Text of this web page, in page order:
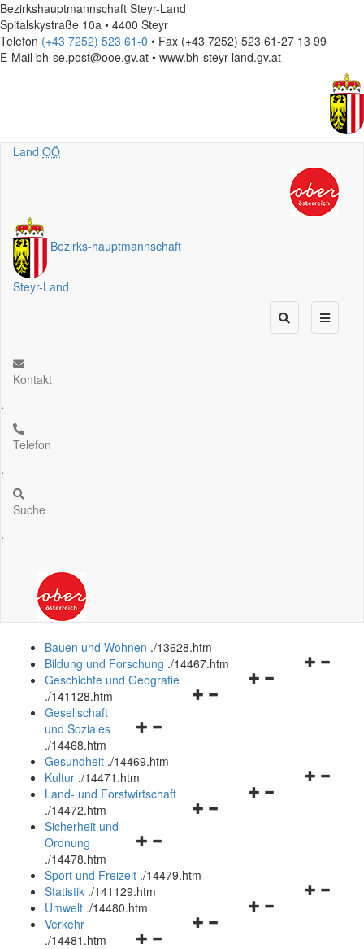
Bezirkshauptmannschaft Steyr-Land
Spitalskystraße 10a • 4400 Steyr
Telefon (+43 7252) 523 61-0 • Fax (+43 7252) 523 61-27 13 99
E-Mail bh-se.post@ooe.gv.at • www.bh-steyr-land.gv.at
Land OÖ
Bezirks-hauptmannschaft
Steyr-Land
Kontakt
.
Telefon
.
Suche
.
Bauen und Wohnen ./13628.htm
Navigationsmenü
Bildung und Forschung ./14467.htm
Navigationsmenü
Geschichte und Geografie
./141128.htm
Navigationsmenü
und
schließen
Gesellschaft
und Soziales
./14468.htm
Gesundheit ./14469.htm
Navigationsmenü
Kultur ./14471.htm
Navigationsmenü
Land- und Forstwirtschaft
./14472.htm
Navigationsmenü
und
schließen
Sicherheit und
Ordnung
./14478.htm
Sport und Freizeit ./14479.htm
Navigationsmenü
Statistik ./141129.htm
Navigationsmenü
Umwelt ./14480.htm
Navigationsmenü
Verkehr
./14481.htm